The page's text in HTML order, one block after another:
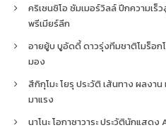
คริเซนซิโอ ซัมเมอร์วิลล์ ปีกความเ
พรีเมียร์ลีก
อายยู้บ บูอัดดี้ ดาวรุ่งทีมชาติโมร็อก
มอง
สึกิกุโมะ โยรุ ประวัติ เส้นทาง ผลง
มาแรง
นาโนะ โอกาซาวาระ ประวัตินักแสดง